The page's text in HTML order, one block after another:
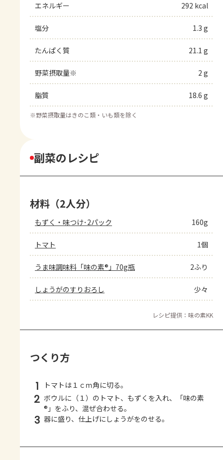
エネルギー 292 kcal
塩分 1.3 g
たんぱく質 21.1 g
野菜摂取量※ 2 g
脂質 18.6 g
※野菜摂取量はきのこ類・いも類を除く
副菜のレシピ
材料（2人分）
もずく・味つけ･2パック 160g
トマト 1個
うま味調味料「味の素®」70g瓶 2ふり
しょうがのすりおろし 少々
レシピ提供：味の素KK
つくり方
1 トマトは１ｃｍ角に切る。
2 ボウルに（１）のトマト、もずくを入れ、「味の素
®」をふり、混ぜ合わせる。
3 器に盛り、仕上げにしょうがをのせる。